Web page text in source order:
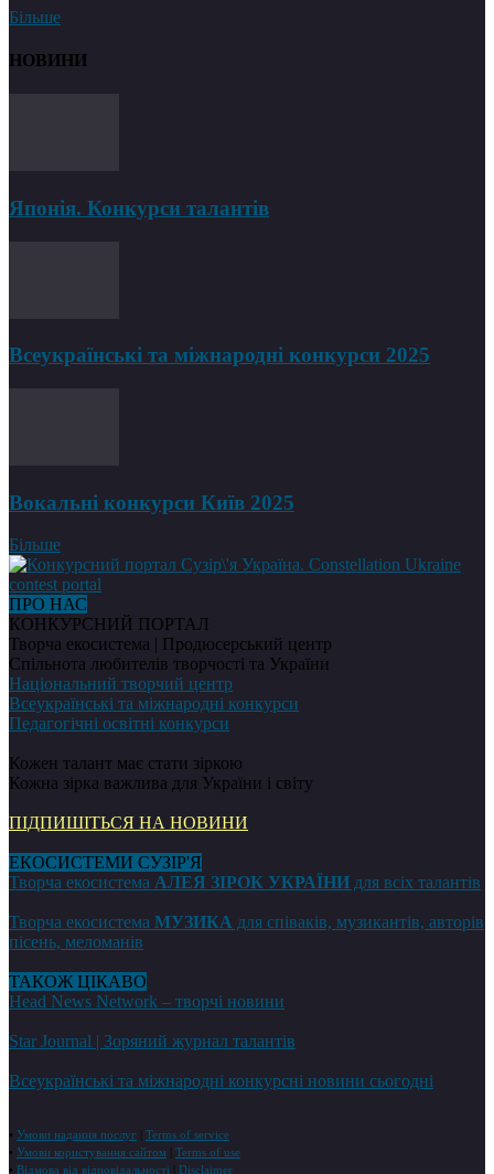
Більше
НОВИНИ
Японія. Конкурси талантів
Всеукраїнські та міжнародні конкурси 2025
Вокальні конкурси Київ 2025
Більше
ПРО НАС
КОНКУРСНИЙ ПОРТАЛ
Творча екосистема | Продюсерський центр
Спільнота любителів творчості та України
Національний творчий центр
Всеукраїнські та міжнародні конкурси
Педагогічні освітні конкурси
Кожен талант має стати зіркою
Кожна зірка важлива для України і світу
ПІДПИШІТЬСЯ НА НОВИНИ
ЕКОСИСТЕМИ СУЗІР'Я
Творча екосистема АЛЕЯ ЗІРОК УКРАЇНИ для всіх талантів
Творча екосистема МУЗИКА для співаків, музикантів, авторів
пісень, меломанів
ТАКОЖ ЦІКАВО
Head News Network – творчі новини
Star Journal | Зоряний журнал талантів
Всеукраїнські та міжнародні конкурсні новини сьогодні
• Умови надання послуг
Terms of service
• Умови користування сайтом
Terms of use
• Відмова від відповідальності Disclaimer